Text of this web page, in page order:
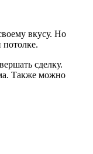
вкусу. Но
сделку.
Также можно